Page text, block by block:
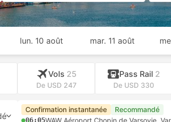
lun. 10 août mar. 11 août
Vols 25
De USD 247
Pass Rail 2
De USD 330
Confirmation instantanée Recommandé
06:05